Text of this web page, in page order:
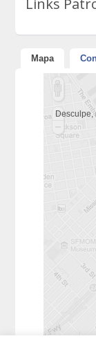
Mapa
Desculpe,